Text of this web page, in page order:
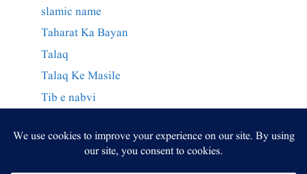
slamic name
Taharat Ka Bayan
Talaq
Talaq Ke Masile
Tib e nabvi
وراثت کے احکام